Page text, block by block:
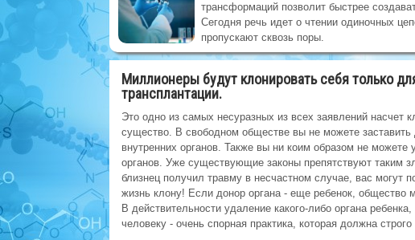
трансформаций позволит быстрее
Сегодня речь идет о чтении одиночных
пропускают сквозь поры.
Миллионеры будут клонировать себя только
трансплантации.
Это одно из самых несуразных из всех заявлений насчет
существо. В свободном обществе вы не можете
внутренних органов. Также вы ни коим образом не можете
органов. Уже существующие законы препятствуют таким
близнец получил травму в несчастном случае, вас могут
жизнь клону! Если донор органа - еще ребенок, общество
В действительности удаление какого-либо органа
человеку - очень спорная практика, которая должна строго